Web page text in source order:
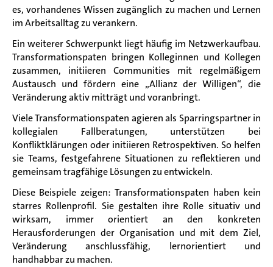
es, vorhandenes Wissen zugänglich zu machen und Lernen
im Arbeitsalltag zu verankern.
Ein weiterer Schwerpunkt liegt häufig im Netzwerkaufbau.
Transformationspaten bringen Kolleginnen und Kollegen
zusammen, initiieren Communities mit regelmäßigem
Austausch und fördern eine „Allianz der Willigen“, die
Veränderung aktiv mitträgt und voranbringt.
Viele Transformationspaten agieren als Sparringspartner in
kollegialen Fallberatungen, unterstützen bei
Konfliktklärungen oder initiieren Retrospektiven. So helfen
sie Teams, festgefahrene Situationen zu reflektieren und
gemeinsam tragfähige Lösungen zu entwickeln.
Diese Beispiele zeigen: Transformationspaten haben kein
starres Rollenprofil. Sie gestalten ihre Rolle situativ und
wirksam, immer orientiert an den konkreten
Herausforderungen der Organisation und mit dem Ziel,
Veränderung anschlussfähig, lernorientiert und
handhabbar zu machen.